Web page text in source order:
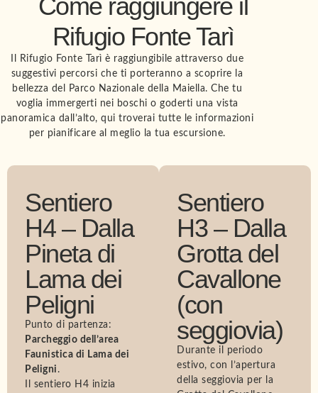
Come raggiungere il
Rifugio Fonte Tarì
Il Rifugio Fonte Tarì è raggiungibile attraverso due
suggestivi percorsi che ti porteranno a scoprire la
bellezza del Parco Nazionale della Maiella. Che tu
voglia immergerti nei boschi o goderti una vista
panoramica dall’alto, qui troverai tutte le informazioni
per pianificare al meglio la tua escursione.
Sentiero
H4 – Dalla
Pineta di
Lama dei
Peligni
Punto di partenza:
Parcheggio dell’area
Faunistica di Lama dei
Peligni .
Il sentiero H4 inizia
Sentiero
H3 – Dalla
Grotta del
Cavallone
(con
seggiovia)
Durante il periodo
estivo, con l’apertura
della seggiovia per la